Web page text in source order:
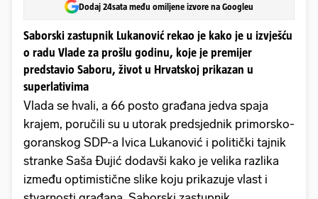
Dodaj 24sata među omiljene izvore na Googleu
Saborski zastupnik Lukanović rekao je kako je u izvješću
o radu Vlade za prošlu godinu, koje je premijer
predstavio Saboru, život u Hrvatskoj prikazan u
superlativima
Vlada se hvali, a 66 posto građana jedva spaja
krajem, poručili su u utorak predsjednik primorsko-
goranskog SDP-a Ivica Lukanović i politički tajnik
stranke Saša Đujić dodavši kako je velika razlika
između optimistične slike koju prikazuje vlast i